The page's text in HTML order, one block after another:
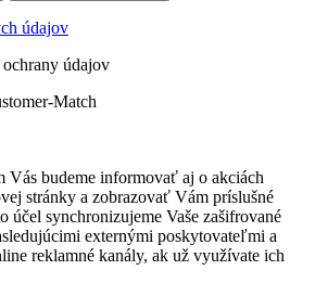
údajov
údajov
Match
Vás budeme informovať aj o akciách
stránky a zobrazovať Vám príslušné
účel synchronizujeme Vaše zašifrované
externými poskytovateľmi a
reklamné kanály, ak už využívate ich